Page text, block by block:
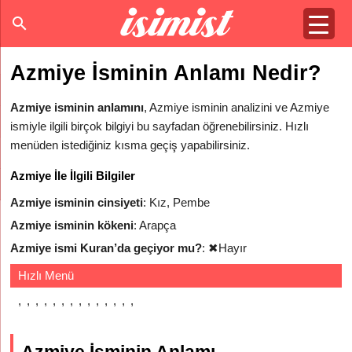
Azmiye İsminin Anlamı Nedir?
Azmiye isminin anlamını, Azmiye isminin analizini ve Azmiye
ismiyle ilgili birçok bilgiyi bu sayfadan öğrenebilirsiniz. Hızlı
menüden istediğiniz kısma geçiş yapabilirsiniz.
Azmiye İle İlgili Bilgiler
Azmiye isminin cinsiyeti: Kız, Pembe
Azmiye isminin kökeni: Arapça
Azmiye ismi Kuran’da geçiyor mu?: ✖Hayır
Hızlı Menü